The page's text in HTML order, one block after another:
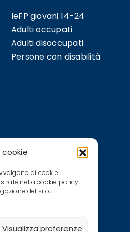
di cookie
nella cookie policy.
del sito,
Visualizza preferenze
IeFP giovani 14-24
Adulti occupati
Adulti disoccupati
Persone con disabilità